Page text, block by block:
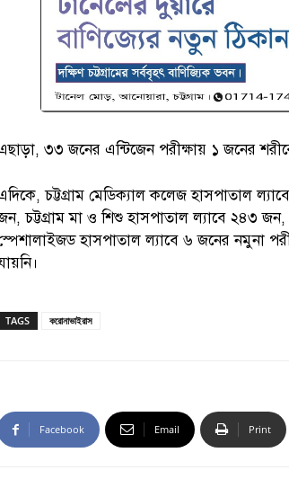
৩৩ জনের এন্টিজেন পরীক্ষায় ১ জনের
চট্টগ্রাম মেডিক্যাল কলেজ হাসপাতাল
চট্টগ্রাম মা ও শিশু হাসপাতাল ল্যাবে ২৪৩
হাসপাতাল ল্যাবে ৬ জনের নমুনা
TAGS করোনাভাইরাস
Facebook Email Print